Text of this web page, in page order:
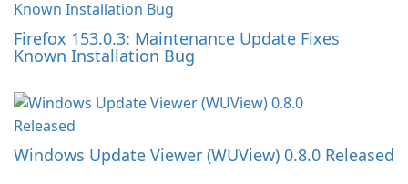
Firefox 153.0.3: Maintenance Update Fixes
Known Installation Bug
Windows Update Viewer (WUView) 0.8.0 Released